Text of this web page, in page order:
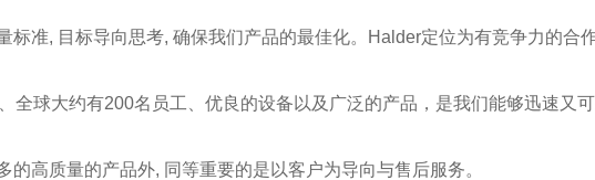
标准, 目标导向思考, 确保我们产品的最佳化。Halder定位为有竞争力的合
全球大约有200名员工、优良的设备以及广泛的产品，是我们能够迅速又
的高质量的产品外, 同等重要的是以客户为导向与售后服务。